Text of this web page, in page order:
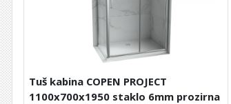
Tuš kabina COPEN PROJECT
1100x700x1950 staklo 6mm prozirna